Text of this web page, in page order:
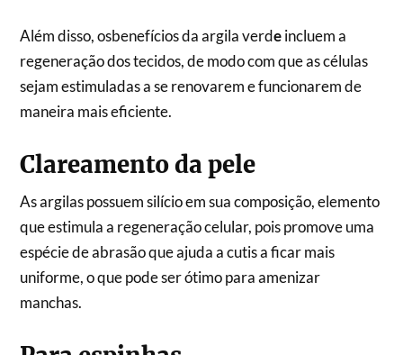
Além disso, osbenefícios da argila verdeincluem a
regeneração dos tecidos, de modo com que as células
sejam estimuladas a se renovarem e funcionarem de
maneira mais eficiente.
Clareamento da pele
As argilas possuem silício em sua composição, elemento
que estimula a regeneração celular, pois promove uma
espécie de abrasão que ajuda a cutis a ficar mais
uniforme, o que pode ser ótimo para amenizar
manchas.